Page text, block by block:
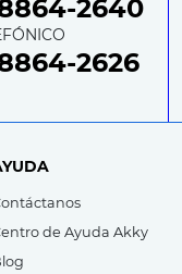
2640
2626
de Ayuda Akky